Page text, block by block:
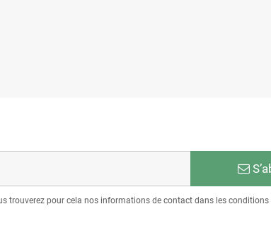
trouverez pour cela nos informations de contact dans les